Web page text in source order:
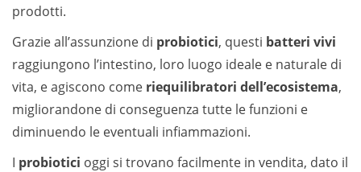
prodotti.
Grazie all’assunzione di probiotici, questi batteri vivi
raggiungono l’intestino, loro luogo ideale e naturale di
vita, e agiscono come riequilibratori dell’ecosistema,
migliorandone di conseguenza tutte le funzioni e
diminuendo le eventuali infiammazioni.
I probiotici oggi si trovano facilmente in vendita, dato il